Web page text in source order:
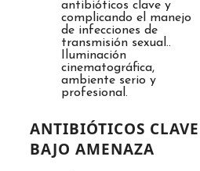
antibióticos clave y
complicando el manejo
de infecciones de
transmisión sexual..
Iluminación
cinematográfica,
ambiente serio y
profesional.
ANTIBIÓTICOS CLAVE
BAJO AMENAZA